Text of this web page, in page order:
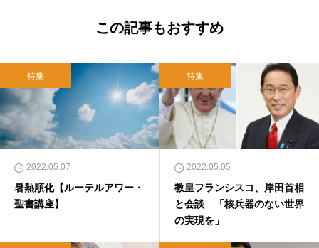
この記事もおすすめ
特集
2022.05.07
暑熱順化【ルーテルアワー・
聖書講座】
特集
2022.05.05
教皇フランシスコ、岸田首相
と会談 「核兵器のない世界
の実現を」